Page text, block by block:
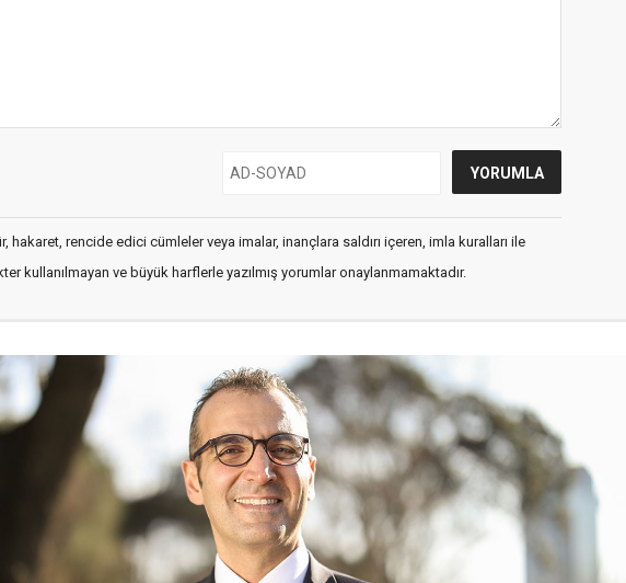
hakaret, rencide edici cümleler veya imalar, inançlara saldırı içeren, imla kuralları ile
kullanılmayan ve büyük harflerle yazılmış yorumlar onaylanmamaktadır.